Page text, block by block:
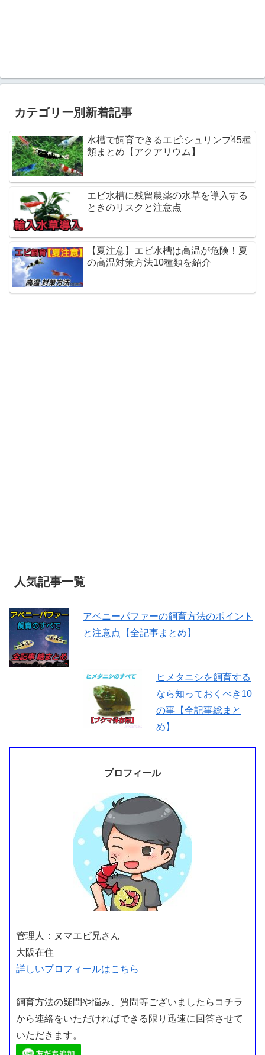
カテゴリー別新着記事
水槽で飼育できるエビ:シュリンプ45種
類まとめ【アクアリウム】
エビ水槽に残留農薬の水草を導入する
ときのリスクと注意点
【夏注意】エビ水槽は高温が危険！夏
の高温対策方法10種類を紹介
人気記事一覧
アベニーパファーの飼育方法のポイント
と注意点【全記事まとめ】
ヒメタニシを飼育する
なら知っておくべき10
の事【全記事総まと
め】
プロフィール
管理人：ヌマエビ兄さん
大阪在住
詳しいプロフィールはこちら
飼育方法の疑問や悩み、質問等ございましたらコチラ
から連絡をいただければできる限り迅速に回答させて
いただきます。